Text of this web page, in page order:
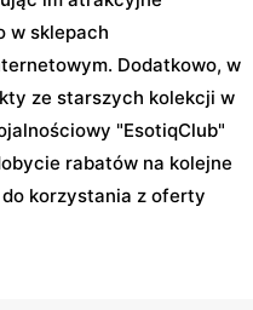
w sklepach
Dodatkowo, w
ze starszych kolekcji w
"EsotiqClub"
rabatów na kolejne
korzystania z oferty